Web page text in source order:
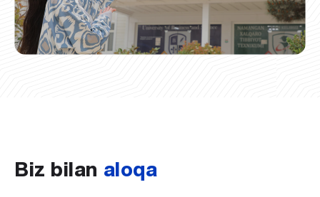
Biz bilan aloqa